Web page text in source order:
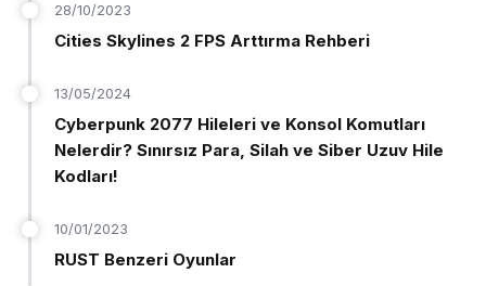
28/10/2023
Cities Skylines 2 FPS Arttırma Rehberi
13/05/2024
Cyberpunk 2077 Hileleri ve Konsol Komutları
Nelerdir? Sınırsız Para, Silah ve Siber Uzuv Hile
Kodları!
10/01/2023
RUST Benzeri Oyunlar